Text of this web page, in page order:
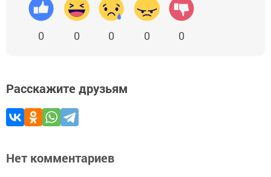
0 0 0 0 0
Расскажите друзьям
Нет комментариев